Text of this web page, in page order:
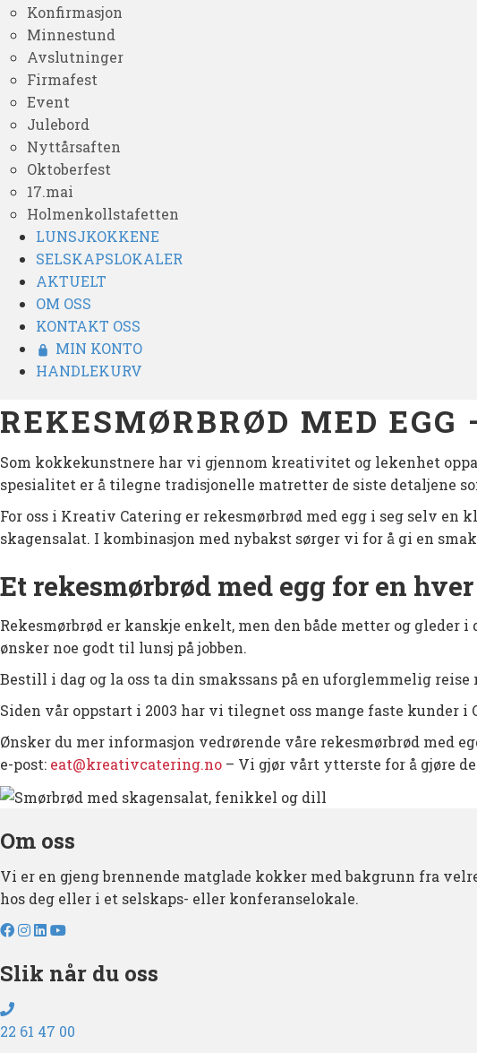
Konfirmasjon
Minnestund
Avslutninger
Firmafest
Event
Julebord
Nyttårsaften
Oktoberfest
17.mai
Holmenkollstafetten
LUNSJKOKKENE
SELSKAPSLOKALER
AKTUELT
OM OSS
KONTAKT OSS
MIN KONTO
HANDLEKURV
REKESMØRBRØD MED
Som kokkekunstnere har vi gjennom kreativitet og lekenhet
spesialitet er å tilegne tradisjonelle matretter de siste detaljene
For oss i Kreativ Catering er rekesmørbrød med egg i seg selv
skagensalat. I kombinasjon med nybakst sørger vi for å gi en
Et rekesmørbrød med egg for en
Rekesmørbrød er kanskje enkelt, men den både metter og
ønsker noe godt til lunsj på jobben.
Bestill i dag og la oss ta din smakssans på en uforglemmelig
Siden vår oppstart i 2003 har vi tilegnet oss mange faste kunder i
Ønsker du mer informasjon vedrørende våre rekesmørbrød med
e-post: eat@kreativcatering.no – Vi gjør vårt ytterste for å gjøre
Om oss
Vi er en gjeng brennende matglade kokker med bakgrunn fra
hos deg eller i et selskaps- eller konferanselokale.
Slik når du oss
22 61 47 00